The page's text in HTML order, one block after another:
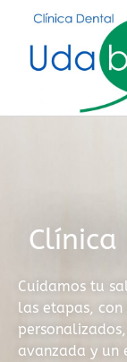
Cuidamos tu
las etapas,
avanzada y un